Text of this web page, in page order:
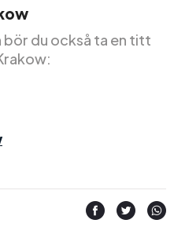
bör du också ta en titt